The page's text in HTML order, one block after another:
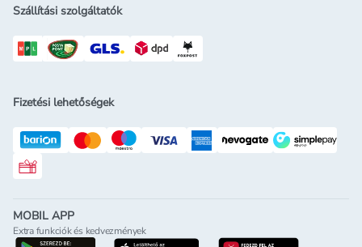
Szállítási szolgáltatók
Fizetési lehetőségek
Rossmann ajándékkártya
MOBIL APP
Extra funkciók és kedvezmények